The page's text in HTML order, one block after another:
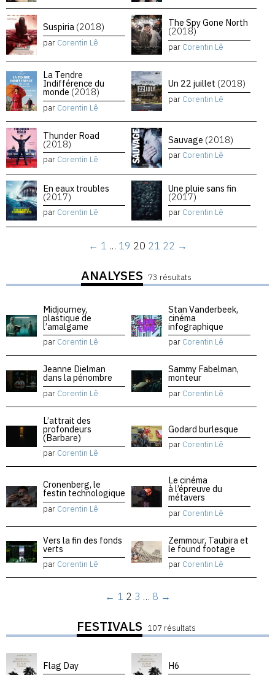
Suspiria (2018)
par Corentin Lê
The Spy Gone North
(2018)
par Corentin Lê
La Tendre
Indifférence du
monde (2018)
par Corentin Lê
Un 22 juillet (2018)
par Corentin Lê
Thunder Road
(2018)
par Corentin Lê
Sauvage (2018)
par Corentin Lê
En eaux troubles
(2017)
par Corentin Lê
Une pluie sans fin
(2017)
par Corentin Lê
← 1 … 19 20 21 22 →
ANALYSES 73 résultats
Midjourney,
plastique de
l’amalgame
par Corentin Lê
Stan Vanderbeek,
cinéma
infographique
par Corentin Lê
Jeanne Dielman
dans la pénombre
par Corentin Lê
Sammy Fabelman,
monteur
par Corentin Lê
L’attrait des
profondeurs
(Barbare)
par Corentin Lê
Godard burlesque
par Corentin Lê
Cronenberg, le
festin technologique
par Corentin Lê
Le cinéma
à l’épreuve du
métavers
par Corentin Lê
Vers la fin des fonds
verts
par Corentin Lê
Zemmour, Taubira et
le found footage
par Corentin Lê
← 1 2 3 … 8 →
FESTIVALS 107 résultats
Flag Day H6